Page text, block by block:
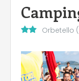
Orbetello